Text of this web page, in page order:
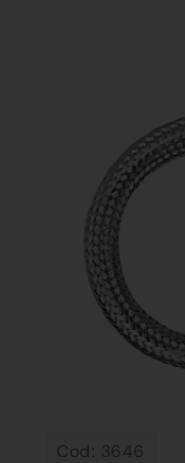
Cod: 3646